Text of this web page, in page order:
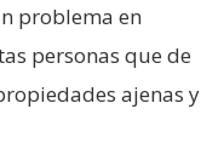
problema en
personas que de
ajenas y